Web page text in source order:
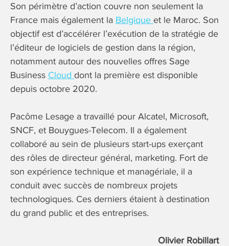
Son périmètre d’action couvre non seulement la
France mais également la Belgique et le Maroc. Son
objectif est d’accélérer l’exécution de la stratégie de
l’éditeur de logiciels de gestion dans la région,
notamment autour des nouvelles offres Sage
Business Cloud dont la première est disponible
depuis octobre 2020.
Pacôme Lesage a travaillé pour Alcatel, Microsoft,
SNCF, et Bouygues-Telecom. Il a également
collaboré au sein de plusieurs start-ups exerçant
des rôles de directeur général, marketing. Fort de
son expérience technique et managériale, il a
conduit avec succès de nombreux projets
technologiques. Ces derniers étaient à destination
du grand public et des entreprises.
Olivier Robillart